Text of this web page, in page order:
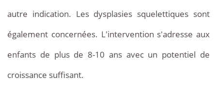
autre indication. Les dysplasies squelettiques sont
également concernées. L'intervention s'adresse aux
enfants de plus de 8-10 ans avec un potentiel de
croissance suffisant.